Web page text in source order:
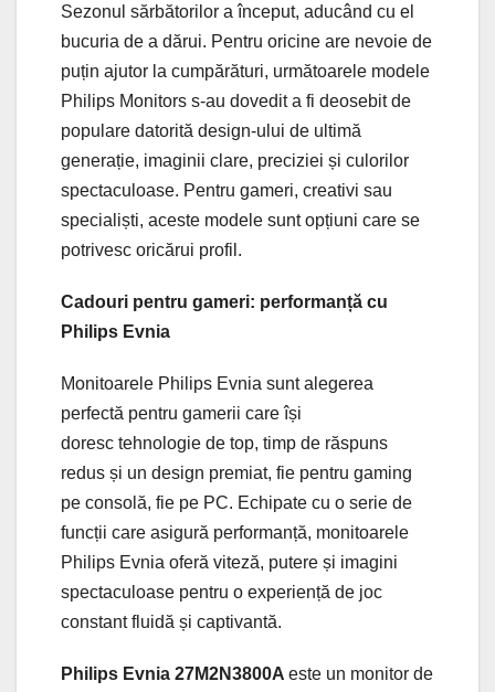
Sezonul sărbătorilor a început, aducând cu el
bucuria de a dărui. Pentru oricine are nevoie de
puțin ajutor la cumpărături, următoarele modele
Philips Monitors s-au dovedit a fi deosebit de
populare datorită design-ului de ultimă
generație, imaginii clare, preciziei și culorilor
spectaculoase. Pentru gameri, creativi sau
specialiști, aceste modele sunt opțiuni care se
potrivesc oricărui profil.
Cadouri pentru gameri: performanță cu
Philips Evnia
Monitoarele Philips Evnia sunt alegerea
perfectă pentru gamerii care își
doresc tehnologie de top, timp de răspuns
redus și un design premiat, fie pentru gaming
pe consolă, fie pe PC. Echipate cu o serie de
funcții care asigură performanță, monitoarele
Philips Evnia oferă viteză, putere și imagini
spectaculoase pentru o experiență de joc
constant fluidă și captivantă.
Philips Evnia 27M2N3800A este un monitor de